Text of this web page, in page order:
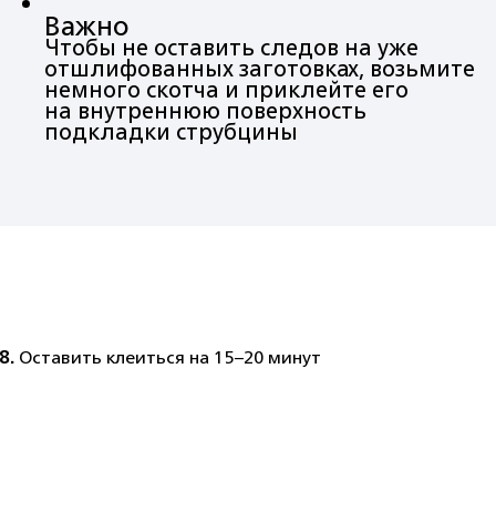
Важно
Чтобы не оставить следов на уже
отшлифованных заготовках, возьмите
немного скотча и приклейте его
на внутреннюю поверхность
подкладки струбцины
8.Оставить клеиться на 15−20 минут